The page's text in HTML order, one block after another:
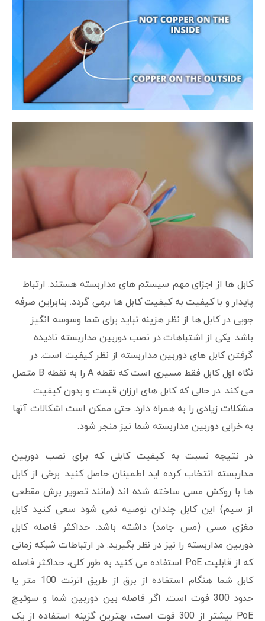
کابل ها از اجزای مهم سیستم های مداربسته هستند. ارتباط
پایدار و با کیفیت به کیفیت کابل ها برمی گردد. بنابراین صرفه
جویی در کابل ها از نظر هزینه نباید برای شما وسوسه انگیز
باشد. یکی از اشتباهات در نصب دوربین مداربسته نادیده
گرفتن کابل های دوربین مداربسته از نظر کیفیت است. در
نگاه اول کابل فقط مسیری است که نقطه A را به نقطه B متصل
می کند. در حالی که کابل های ارزان قیمت و بدون کیفیت
مشکلات زیادی را به همراه دارد. حتی ممکن است اشکالات آنها
به خرابی دوربین مداربسته شما نیز منجر شود.
در نتیجه نسبت به کیفیت کابلی که برای نصب دوربین
مداربسته انتخاب کرده اید اطمینان حاصل کنید. برخی از کابل
ها با روکش مسی ساخته شده اند (مانند تصویر برش مقطعی
از سیم) این کابل چندان توصیه نمی شود سعی کنید کابل
مغزی مسی (مس جامد) داشته باشد. حداکثر فاصله کابل
دوربین مداربسته را نیز در نظر بگیرید. در ارتباطات شبکه زمانی
که از قابلیت PoE استفاده می کنید به طور کلی، حداکثر فاصله
کابل شما هنگام استفاده از برق از طریق اترنت 100 متر یا
حدود 300 فوت است. اگر فاصله بین دوربین شما و سوئیچ
PoE بیشتر از 300 فوت است، بهترین گزینه استفاده از یک